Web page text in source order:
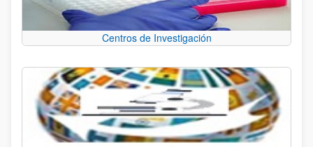
Centros de Investigación